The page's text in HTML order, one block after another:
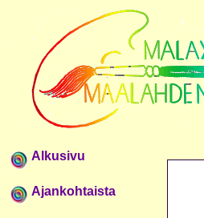
Alkusivu
Ajankohtaista